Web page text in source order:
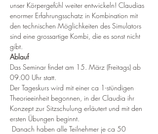
unser Körpergefühl weiter entwickeln! Claudias
enormer Erfahrungsschatz in Kombination mit
den technischen Möglichkeiten des Simulators
sind eine grossartige Kombi, die es sonst nicht
gibt.
Ablauf
Das Seminar findet am 15. März (Freitags) ab
09.00 Uhr statt.
Der Tageskurs wird mit einer ca 1-stündigen
Theorieeinheit begonnen, in der Claudia ihr
Konzept zur Sitzschulung erläutert und mit den
ersten Übungen beginnt.
Danach haben alle Teilnehmer je ca 50